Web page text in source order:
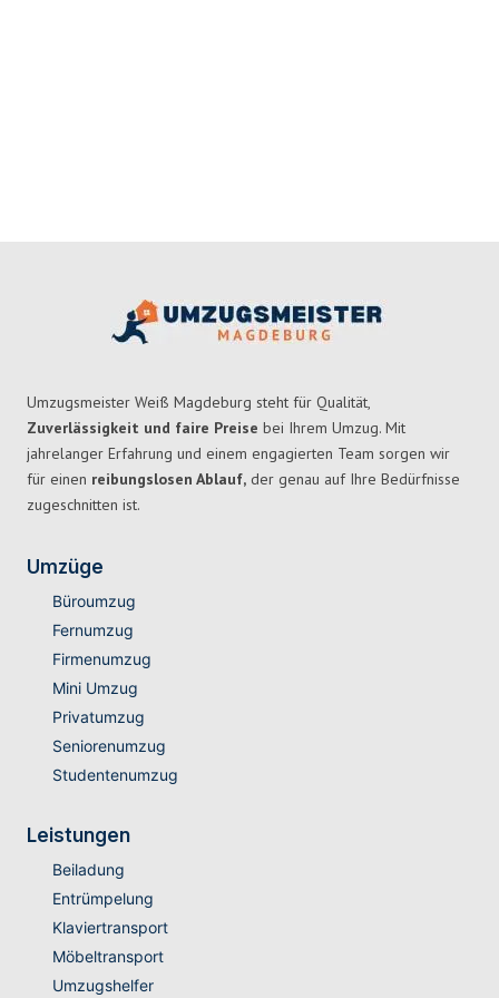
Umzugsmeister Weiß Magdeburg steht für Qualität,
Zuverlässigkeit und faire Preise bei Ihrem Umzug. Mit
jahrelanger Erfahrung und einem engagierten Team sorgen wir
für einen reibungslosen Ablauf, der genau auf Ihre Bedürfnisse
zugeschnitten ist.
Umzüge
Büroumzug
Fernumzug
Firmenumzug
Mini Umzug
Privatumzug
Seniorenumzug
Studentenumzug
Leistungen
Beiladung
Entrümpelung
Klaviertransport
Möbeltransport
Umzugshelfer